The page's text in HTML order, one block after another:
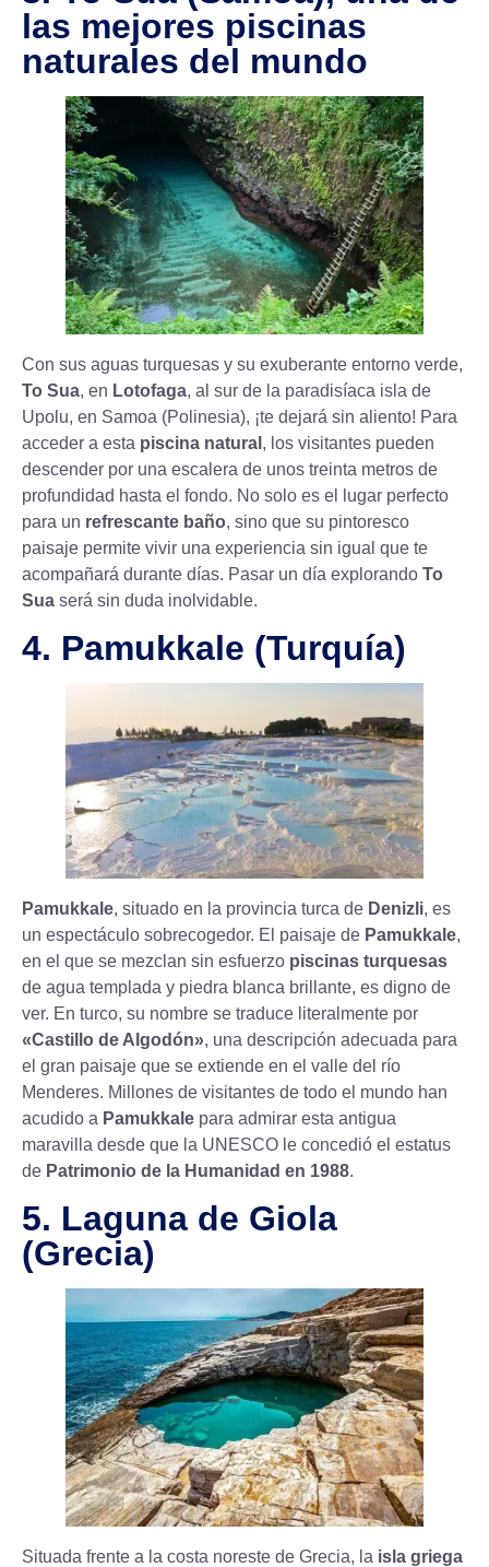
las mejores piscinas
naturales del mundo
Con sus aguas turquesas y su exuberante entorno verde,
To Sua, en Lotofaga, al sur de la paradisíaca isla de
Upolu, en Samoa (Polinesia), ¡te dejará sin aliento! Para
acceder a esta piscina natural , los visitantes pueden
descender por una escalera de unos treinta metros de
profundidad hasta el fondo. No solo es el lugar perfecto
para un refrescante baño, sino que su pintoresco
paisaje permite vivir una experiencia sin igual que te
acompañará durante días. Pasar un día explorando To
Sua será sin duda inolvidable.
4. Pamukkale (Turquía)
Pamukkale, situado en la provincia turca de Denizli, es
un espectáculo sobrecogedor. El paisaje de Pamukkale,
en el que se mezclan sin esfuerzo piscinas turquesas
de agua templada y piedra blanca brillante, es digno de
ver. En turco, su nombre se traduce literalmente por
«Castillo de Algodón», una descripción adecuada para
el gran paisaje que se extiende en el valle del río
Menderes. Millones de visitantes de todo el mundo han
acudido a Pamukkale para admirar esta antigua
maravilla desde que la UNESCO le concedió el estatus
de Patrimonio de la Humanidad en 1988.
5. Laguna de Giola
(Grecia)
Situada frente a la costa noreste de Grecia, la isla griega